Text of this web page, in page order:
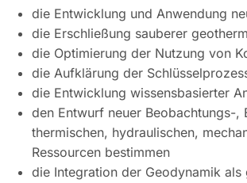
die Entwicklung und Anwendung
die Erschließung sauberer
die Optimierung der Nutzung von
die Aufklärung der
die Entwicklung wissensbasierter
den Entwurf neuer Beobachtungs-
thermischen, hydraulischen,
Ressourcen bestimmen
die Integration der Geodynamik